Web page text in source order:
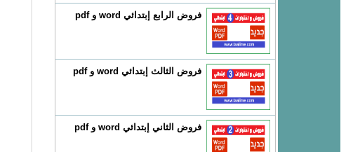
فروض الرابع إبتدائي word و pdf
فروض الثالث إبتدائي word و pdf
فروض الثاني إبتدائي word و pdf